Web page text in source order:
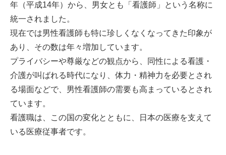
年（平成14年）から、男女とも「看護師」という名称に
統一されました。
現在では男性看護師も特に珍しくなくなってきた印象が
あり、その数は年々増加しています。
プライバシーや尊厳などの観点から、同性による看護・
介護が叫ばれる時代になり、体力・精神力を必要とされ
る場面などで、男性看護師の需要も高まっているとされ
ています。
看護職は、この国の変化とともに、日本の医療を支えて
いる医療従事者です。